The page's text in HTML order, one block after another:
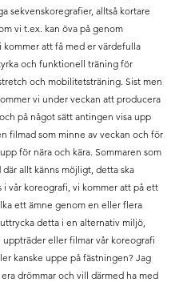
sekvenskoregrafier, alltså kortare
vi t.ex. kan öva på genom
kommer att få med er värdefulla
och funktionell träning för
och mobilitetsträning. Sist men
vi under veckan att producera
på något sätt antingen visa upp
filmad som minne av veckan och för
för nära och kära. Sommaren som
där allt känns möjligt, detta ska
i vår koreografi, vi kommer att på ett
ett ämne genom en eller flera
detta i en alternativ miljö,
uppträder eller filmar vår koreografi
kanske uppe på fästningen? Jag
drömmar och vill därmed ha med